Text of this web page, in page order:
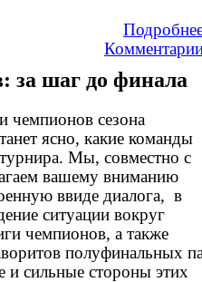
за шаг до финала
чемпионов сезона
ясно, какие команды
Мы, совместно с
вашему вниманию
ввиде диалога, в
ситуации вокруг
чемпионов, а также
полуфинальных
и сильные стороны этих